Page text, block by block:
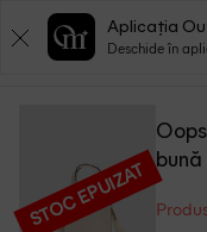
STOC EPUIZAT
Aplicația
Deschide în